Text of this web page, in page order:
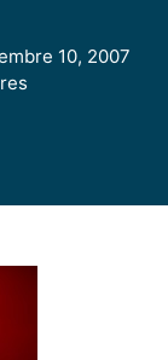
10, 2007